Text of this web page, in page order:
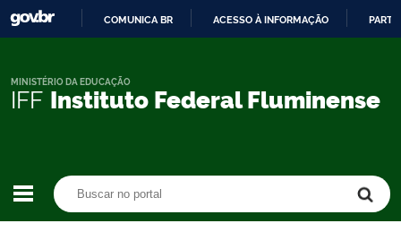
CONTEÚDO
COMUNICA BR ACESSO À INFORMAÇÃO
IFF Instituto Federal Fluminense
MINISTÉRIO DA EDUCAÇÃO